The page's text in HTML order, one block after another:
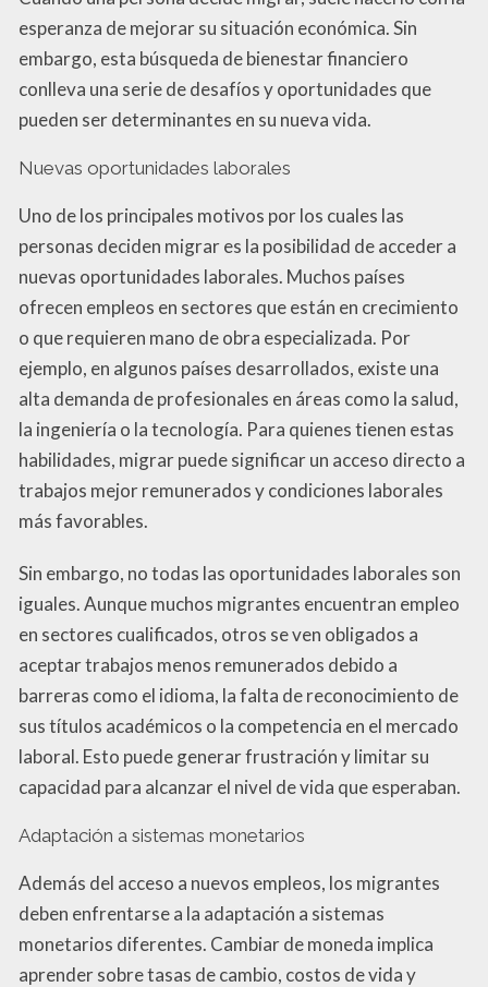
esperanza de mejorar su situación económica. Sin
embargo, esta búsqueda de bienestar financiero
conlleva una serie de desafíos y oportunidades que
pueden ser determinantes en su nueva vida.
Nuevas oportunidades laborales
Uno de los principales motivos por los cuales las
personas deciden migrar es la posibilidad de acceder a
nuevas oportunidades laborales. Muchos países
ofrecen empleos en sectores que están en crecimiento
o que requieren mano de obra especializada. Por
ejemplo, en algunos países desarrollados, existe una
alta demanda de profesionales en áreas como la salud,
la ingeniería o la tecnología. Para quienes tienen estas
habilidades, migrar puede significar un acceso directo a
trabajos mejor remunerados y condiciones laborales
más favorables.
Sin embargo, no todas las oportunidades laborales son
iguales. Aunque muchos migrantes encuentran empleo
en sectores cualificados, otros se ven obligados a
aceptar trabajos menos remunerados debido a
barreras como el idioma, la falta de reconocimiento de
sus títulos académicos o la competencia en el mercado
laboral. Esto puede generar frustración y limitar su
capacidad para alcanzar el nivel de vida que esperaban.
Adaptación a sistemas monetarios
Además del acceso a nuevos empleos, los migrantes
deben enfrentarse a la adaptación a sistemas
monetarios diferentes. Cambiar de moneda implica
aprender sobre tasas de cambio, costos de vida y